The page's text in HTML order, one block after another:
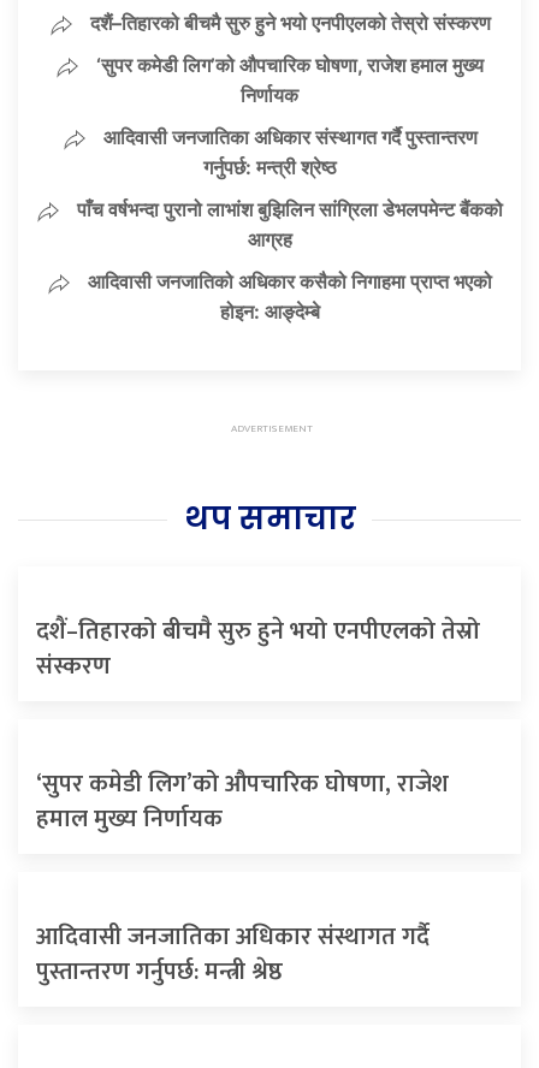
दशैं–तिहारको बीचमै सुरु हुने भयो एनपीएलको तेस्रो संस्करण
‘सुपर कमेडी लिग’को औपचारिक घोषणा, राजेश हमाल मुख्य
निर्णायक
आदिवासी जनजातिका अधिकार संस्थागत गर्दै पुस्तान्तरण
गर्नुपर्छ: मन्त्री श्रेष्ठ
पाँच वर्षभन्दा पुरानो लाभांश बुझिलिन सांग्रिला डेभलपमेन्ट बैंकको
आग्रह
आदिवासी जनजातिको अधिकार कसैको निगाहमा प्राप्त भएको
होइन: आङ्देम्बे
थप समाचार
दशैं–तिहारको बीचमै सुरु हुने भयो एनपीएलको तेस्रो
संस्करण
‘सुपर कमेडी लिग’को औपचारिक घोषणा, राजेश
हमाल मुख्य निर्णायक
आदिवासी जनजातिका अधिकार संस्थागत गर्दै
पुस्तान्तरण गर्नुपर्छ: मन्त्री श्रेष्ठ